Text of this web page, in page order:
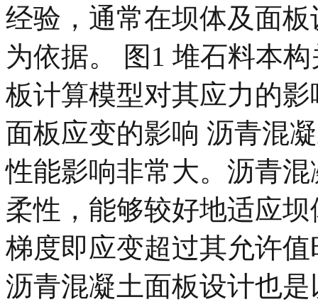
经验，通常在坝体及面
为依据。 图1 堆石料本
板计算模型对其应力的
面板应变的影响 沥青混
性能影响非常大。沥青
柔性，能够较好地适应
梯度即应变超过其允许
沥青混凝土面板设计也